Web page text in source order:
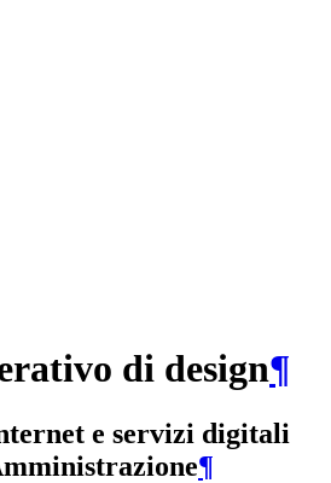
di design¶
e servizi digitali
¶